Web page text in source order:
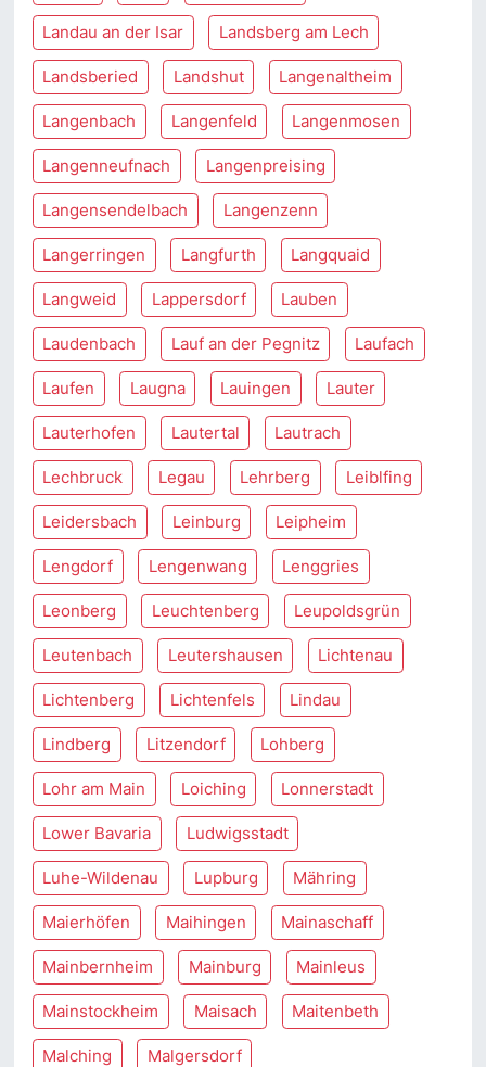
Landau an der Isar Landsberg am Lech
Landsberied Landshut Langenaltheim
Langenbach Langenfeld Langenmosen
Langenneufnach Langenpreising
Langensendelbach Langenzenn
Langerringen Langfurth Langquaid
Langweid Lappersdorf Lauben
Laudenbach Lauf an der Pegnitz Laufach
Laufen Laugna Lauingen Lauter
Lauterhofen Lautertal Lautrach
Lechbruck Legau Lehrberg Leiblfing
Leidersbach Leinburg Leipheim
Lengdorf Lengenwang Lenggries
Leonberg Leuchtenberg Leupoldsgrün
Leutenbach Leutershausen Lichtenau
Lichtenberg Lichtenfels Lindau
Lindberg Litzendorf Lohberg
Lohr am Main Loiching Lonnerstadt
Lower Bavaria Ludwigsstadt
Luhe-Wildenau Lupburg Mähring
Maierhöfen Maihingen Mainaschaff
Mainbernheim Mainburg Mainleus
Mainstockheim Maisach Maitenbeth
Malching Malgersdorf